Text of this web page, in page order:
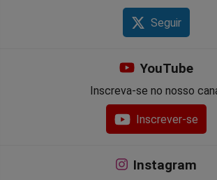
Seguir
YouTube
Inscreva-se no nosso
Inscrever-se
Instagram